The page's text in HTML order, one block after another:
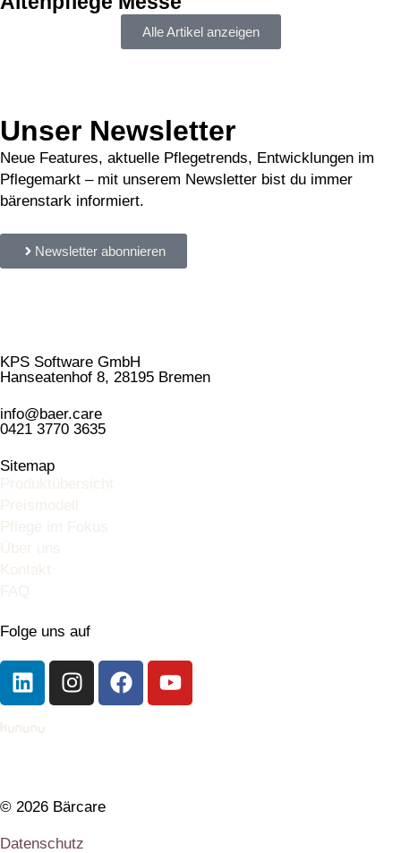
Alle Artikel anzeigen
Unser Newsletter
Neue Features, aktuelle Pflegetrends, Entwicklungen im
Pflegemarkt – mit unserem Newsletter bist du immer
bärenstark informiert.
Newsletter abonnieren
KPS Software GmbH
Hanseatenhof 8, 28195 Bremen
info@baer.care
0421 3770 3635
Sitemap
Folge uns auf
© 2026 Bärcare
Datenschutz